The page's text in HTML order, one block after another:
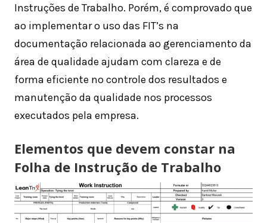
Instruções de Trabalho. Porém, é comprovado que
ao implementar o uso das FIT’s na
documentação relacionada ao gerenciamento da
área de qualidade ajudam com clareza e de
forma eficiente no controle dos resultados e
manutenção da qualidade nos processos
executados pela empresa.
Elementos que devem constar na
Folha de Instrução de Trabalho